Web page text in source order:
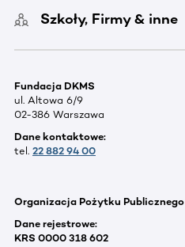
Szkoły, Firmy & inne
Fundacja DKMS
ul. Altowa 6/9
02-386 Warszawa
Dane kontaktowe:
tel. 22 882 94 00
Organizacja Pożytku Publicznego
Dane rejestrowe:
KRS 0000 318 602